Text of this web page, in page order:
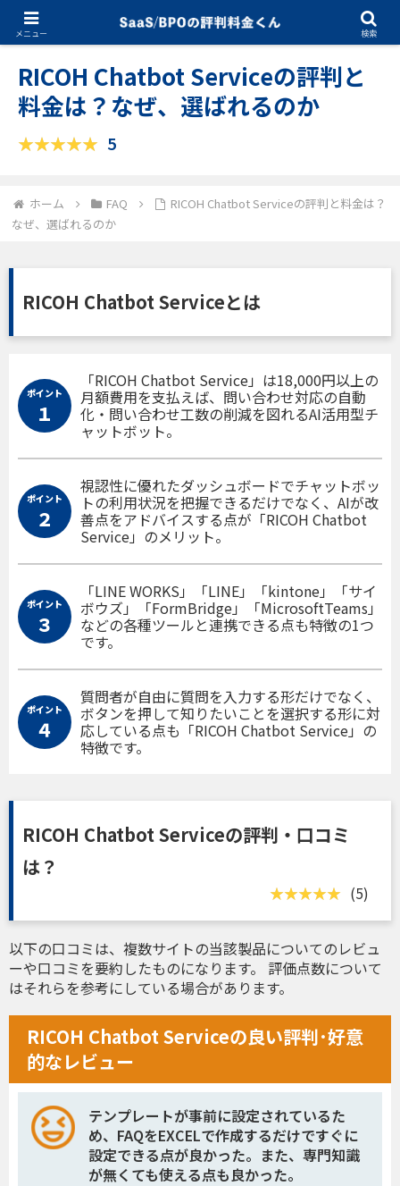
FAQ 12.20.2024
RICOH Chatbot Serviceの評判と
料金は？なぜ、選ばれるのか
5
ホーム FAQ
RICOH Chatbot Serviceの評判と料金は？
なぜ、選ばれるのか
RICOH Chatbot Serviceとは
ポイント
１
「RICOH Chatbot Service」は18,000円以上の
月額費用を支払えば、問い合わせ対応の自動
化・問い合わせ工数の削減を図れるAI活用型チ
ャットボット。
ポイント
２
視認性に優れたダッシュボードでチャットボッ
トの利用状況を把握できるだけでなく、AIが改
善点をアドバイスする点が「RICOH Chatbot
Service」のメリット。
ポイント
３
「LINE WORKS」「LINE」「kintone」「サイ
ボウズ」「FormBridge」「MicrosoftTeams」
などの各種ツールと連携できる点も特徴の1つ
です。
ポイント
４
質問者が自由に質問を入力する形だけでなく、
ボタンを押して知りたいことを選択する形に対
応している点も「RICOH Chatbot Service」の
特徴です。
RICOH Chatbot Serviceの評判・口コミ
は？
(5)
以下の口コミは、複数サイトの当該製品についてのレビュ
ーや口コミを要約したものになります。 評価点数について
はそれらを参考にしている場合があります。
RICOH Chatbot Serviceの良い評判･好意
的なレビュー
テンプレートが事前に設定されているた
め、FAQをEXCELで作成するだけですぐに
設定できる点が良かった。また、専門知識
が無くても使える点も良かった。
メニュー 検索